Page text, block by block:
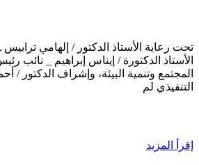
الأستاذ الدكتورة / إيناس إبراهيم _ نائب
المجتمع وتنمية البيئة، وإشراف الدكتور /
التنفيذي لم
إقرأ المزيد